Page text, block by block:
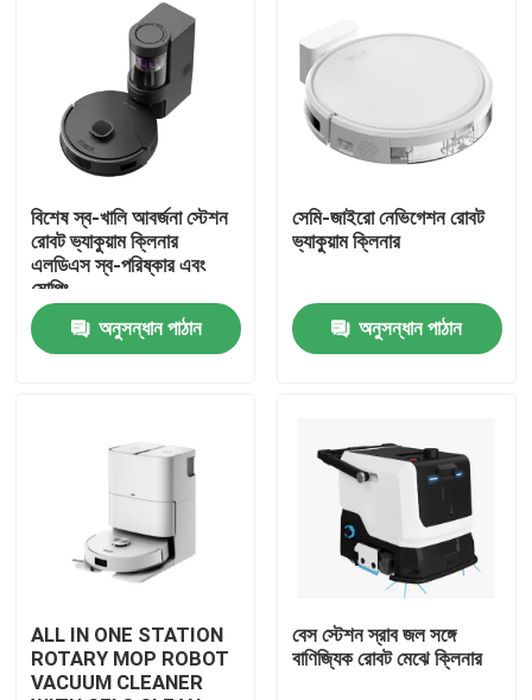
ভিডিও
আমাদের সম্পর্কে
কারখানা ভ্রমণ
উদ্ধৃতির জন্য আবেদন
রোবট ভ্যাকুয়াম ক্লিনার
বিশেষ স্ব-খালি আবর্জনা স্টেশন
রোবট ভ্যাকুয়াম ক্লিনার
এলডিএস স্ব-পরিষ্কার এবং
মোপিং
অনুসন্ধান পাঠান
সেমি-জাইরো নেভিগেশন রোবট
ভ্যাকুয়াম ক্লিনার
অনুসন্ধান পাঠান
ALL IN ONE STATION
ROTARY MOP ROBOT
VACUUM CLEANER
বেস স্টেশন স্রাব জল সঙ্গে
বাণিজ্যিক রোবট মেঝে ক্লিনার